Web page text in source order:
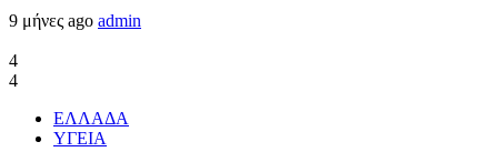
9 μήνες ago admin
4
4
ΕΛΛΑΔΑ
ΥΓΕΙΑ